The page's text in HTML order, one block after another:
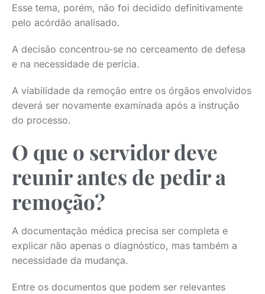
Esse tema, porém, não foi decidido definitivamente
pelo acórdão analisado.
A decisão concentrou-se no cerceamento de defesa
e na necessidade de perícia.
A viabilidade da remoção entre os órgãos envolvidos
deverá ser novamente examinada após a instrução
do processo.
O que o servidor deve
reunir antes de pedir a
remoção?
A documentação médica precisa ser completa e
explicar não apenas o diagnóstico, mas também a
necessidade da mudança.
Entre os documentos que podem ser relevantes